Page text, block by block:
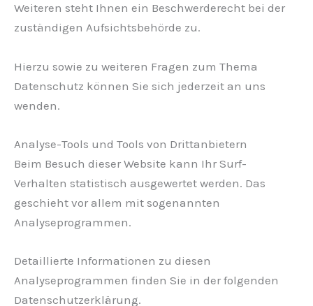
Weiteren steht Ihnen ein Beschwerderecht bei der
zuständigen Aufsichtsbehörde zu.
Hierzu sowie zu weiteren Fragen zum Thema
Datenschutz können Sie sich jederzeit an uns
wenden.
Analyse-Tools und Tools von Dritt­anbietern
Beim Besuch dieser Website kann Ihr Surf-
Verhalten statistisch ausgewertet werden. Das
geschieht vor allem mit sogenannten
Analyseprogrammen.
Detaillierte Informationen zu diesen
Analyseprogrammen finden Sie in der folgenden
Datenschutzerklärung.